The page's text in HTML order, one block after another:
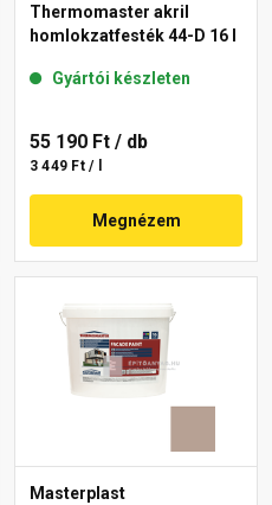
Thermomaster akril
homlokzatfesték 44-D 16 l
Gyártói készleten
55 190 Ft / db
3 449 Ft / l
Megnézem
Masterplast